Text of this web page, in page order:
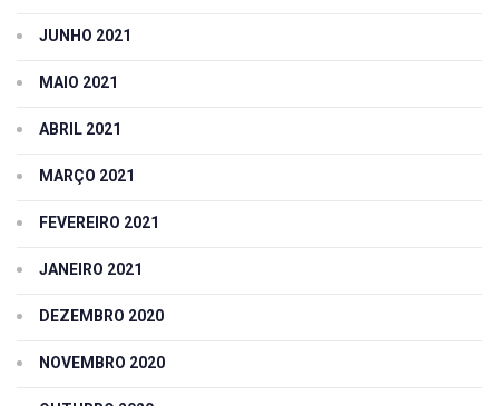
JUNHO 2021
MAIO 2021
ABRIL 2021
MARÇO 2021
FEVEREIRO 2021
JANEIRO 2021
DEZEMBRO 2020
NOVEMBRO 2020